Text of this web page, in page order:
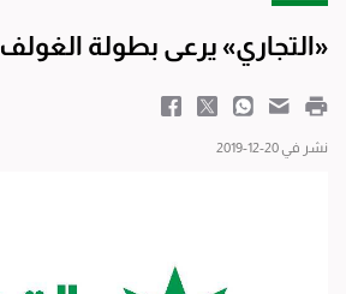
«التجاري» يرعى بطولة الغولف
نشر في 20-12-2019